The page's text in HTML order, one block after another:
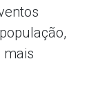
mais